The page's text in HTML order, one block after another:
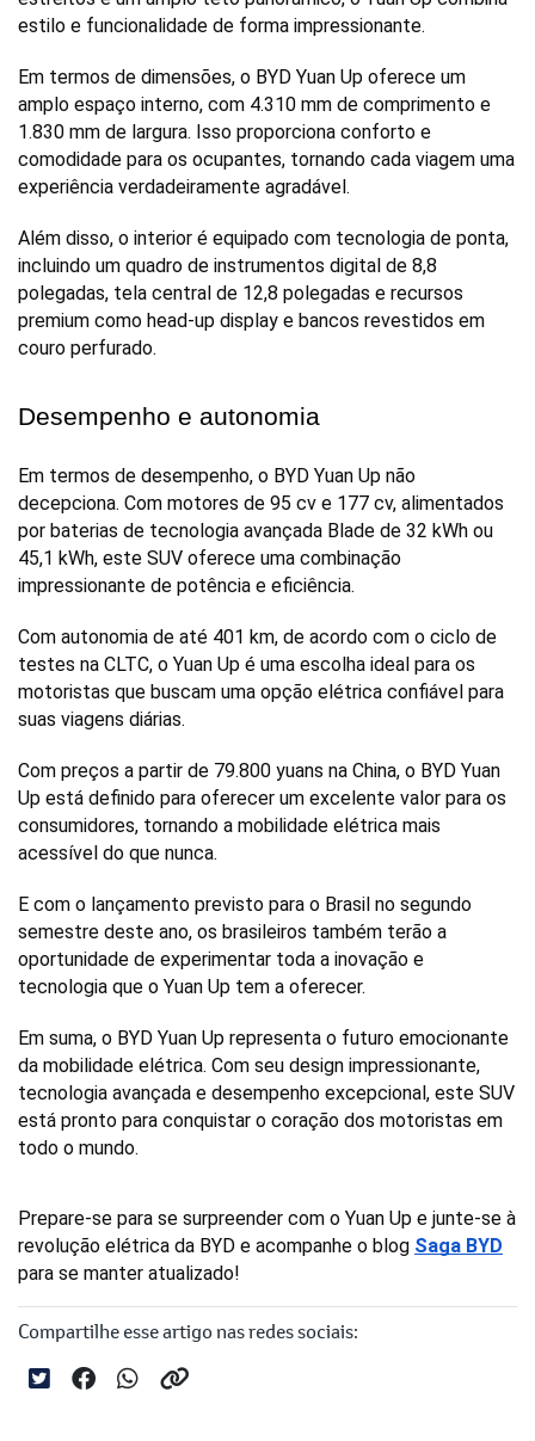
estilo e funcionalidade de forma impressionante.
Em termos de dimensões, o BYD Yuan Up oferece um
amplo espaço interno, com 4.310 mm de comprimento e
1.830 mm de largura. Isso proporciona conforto e
comodidade para os ocupantes, tornando cada viagem uma
experiência verdadeiramente agradável.
Além disso, o interior é equipado com tecnologia de ponta,
incluindo um quadro de instrumentos digital de 8,8
polegadas, tela central de 12,8 polegadas e recursos
premium como head-up display e bancos revestidos em
couro perfurado.
Desempenho e autonomia
Em termos de desempenho, o BYD Yuan Up não
decepciona. Com motores de 95 cv e 177 cv, alimentados
por baterias de tecnologia avançada Blade de 32 kWh ou
45,1 kWh, este SUV oferece uma combinação
impressionante de potência e eficiência.
Com autonomia de até 401 km, de acordo com o ciclo de
testes na CLTC, o Yuan Up é uma escolha ideal para os
motoristas que buscam uma opção elétrica confiável para
suas viagens diárias.
Com preços a partir de 79.800 yuans na China, o BYD Yuan
Up está definido para oferecer um excelente valor para os
consumidores, tornando a mobilidade elétrica mais
acessível do que nunca.
E com o lançamento previsto para o Brasil no segundo
semestre deste ano, os brasileiros também terão a
oportunidade de experimentar toda a inovação e
tecnologia que o Yuan Up tem a oferecer.
Em suma, o BYD Yuan Up representa o futuro emocionante
da mobilidade elétrica. Com seu design impressionante,
tecnologia avançada e desempenho excepcional, este SUV
está pronto para conquistar o coração dos motoristas em
todo o mundo.
Prepare-se para se surpreender com o Yuan Up e junte-se à
revolução elétrica da BYD e acompanhe o blog Saga BYD
para se manter atualizado!
Compartilhe esse artigo nas redes sociais: